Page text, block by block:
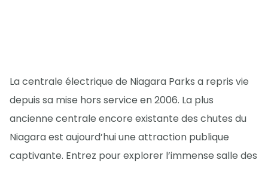
La centrale électrique de Niagara Parks a repris vie
depuis sa mise hors service en 2006. La plus
ancienne centrale encore existante des chutes du
Niagara est aujourd’hui une attraction publique
captivante. Entrez pour explorer l’immense salle des